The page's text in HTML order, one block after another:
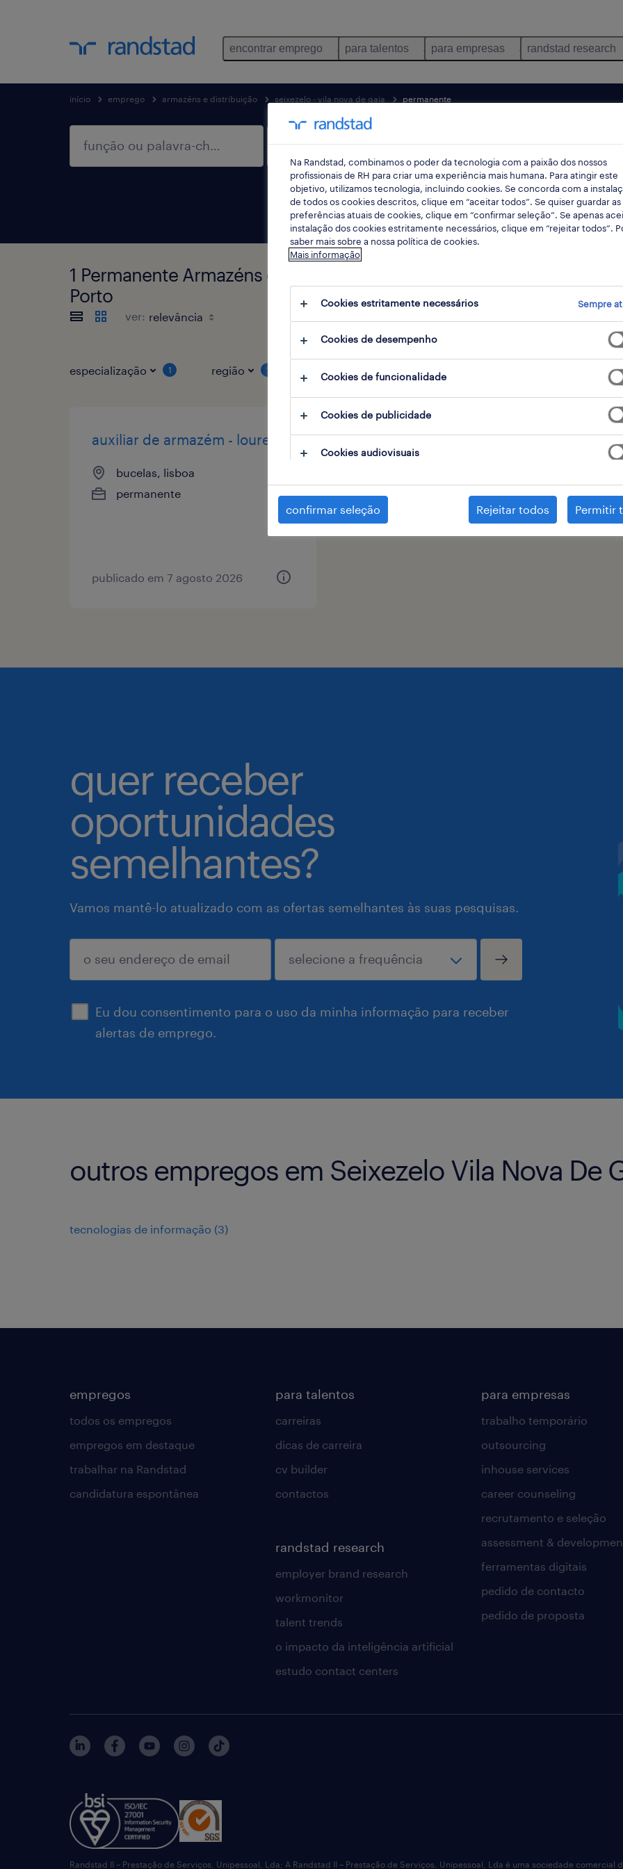
encontrar emprego para talentos para empresas randstad research
início emprego armazéns e distribuição seixezelo - vila nova de gaia permanente
1 Permanente Armazéns e distribuição empregos disponíveis em
Porto
ver:
especialização 1 região 1 tipo de contrato 1
auxiliar de armazém - loures
bucelas, lisboa
permanente
publicado em 7 agosto 2026
quer receber
oportunidades
semelhantes?
Vamos mantê-lo atualizado com as ofertas semelhantes às suas pesquisas.
Eu dou consentimento para o uso da minha informação para receber
alertas de emprego.
enviar
outros empregos em Seixezelo Vila Nova De
tecnologias de informação (3)
empregos
todos os empregos
empregos em destaque
trabalhar na Randstad
candidatura espontânea
para talentos
carreiras
dicas de carreira
cv builder
contactos
randstad research
employer brand research
workmonitor
talent trends
o impacto da inteligência artificial
estudo contact centers
para empresas
trabalho temporário
outsourcing
inhouse services
career counseling
recrutamento e seleção
assessment &
ferramentas digitais
pedido de contacto
pedido de proposta
Randstad II – Prestação de Serviços, Unipessoal, Lda; A Randstad II – Prestação de Serviços, Unipessoal, Lda é uma sociedade
Na Randstad, combinamos o poder da tecnologia com a paixão dos nossos
profissionais de RH para criar uma experiência mais humana. Para atingir este
objetivo, utilizamos tecnologia, incluindo cookies. Se concorda com a
de todos os cookies descritos, clique em “aceitar todos”. Se quiser guardar as
preferências atuais de cookies, clique em “confirmar seleção”. Se apenas
instalação dos cookies estritamente necessários, clique em “rejeitar todos”.
saber mais sobre a nossa política de cookies.
Mais informação
Cookies estritamente necessários Sempre
Cookies de desempenho
Cookies de funcionalidade
Cookies de publicidade
Cookies audiovisuais
confirmar seleção Rejeitar todos Permitir